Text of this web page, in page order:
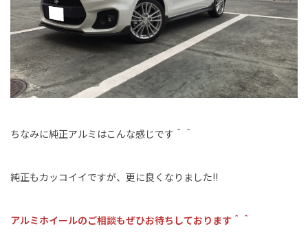
ちなみに純正アルミはこんな感じです＾＾
純正もカッコイイですが、更に良くなりました!!
アルミホイールのご相談もぜひお待ちしております＾＾